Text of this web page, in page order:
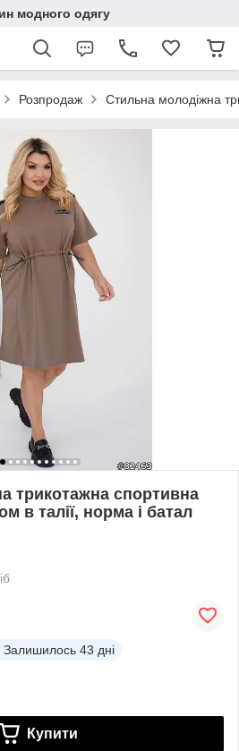
модного одягу
Розпродаж Стильна молодіжна
трикотажна спортивна
в талії, норма і батал
Залишилось 43 дні
Купити